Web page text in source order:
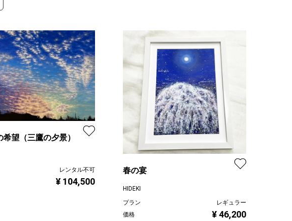
希望（三鷹の夕景）
レンタル不可
¥ 104,500
春の宴
HIDEKI
プラン
レギュラー
価格
¥ 46,200